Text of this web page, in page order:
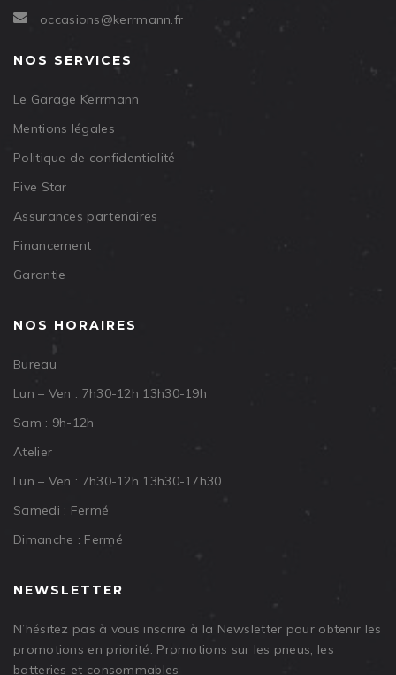
occasions@kerrmann.fr
NOS SERVICES
Le Garage Kerrmann
Mentions légales
Politique de confidentialité
Five Star
Assurances partenaires
Financement
Garantie
NOS HORAIRES
Bureau
Lun – Ven : 7h30-12h 13h30-19h
Sam : 9h-12h
Atelier
Lun – Ven : 7h30-12h 13h30-17h30
Samedi : Fermé
Dimanche : Fermé
NEWSLETTER
N’hésitez pas à vous inscrire à la Newsletter pour obtenir les
promotions en priorité. Promotions sur les pneus, les
batteries et consommables